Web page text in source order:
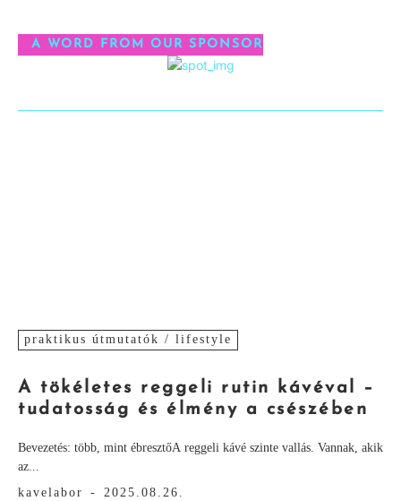
A WORD FROM OUR SPONSOR
praktikus útmutatók / lifestyle
A tökéletes reggeli rutin kávéval –
tudatosság és élmény a csészében
Bevezetés: több, mint ébresztőA reggeli kávé szinte vallás. Vannak, akik
az...
kavelabor
- 2025.08.26.